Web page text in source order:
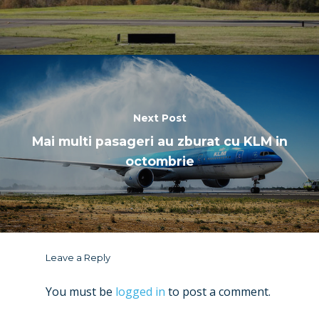
Next Post
Mai multi pasageri au zburat cu KLM in
octombrie
Leave a Reply
You must be logged in to post a comment.